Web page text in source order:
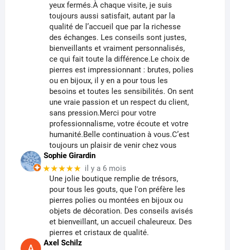
yeux fermés.À chaque visite, je suis
toujours aussi satisfait, autant par la
qualité de l’accueil que par la richesse
des échanges. Les conseils sont justes,
bienveillants et vraiment personnalisés,
ce qui fait toute la différence.Le choix de
pierres est impressionnant : brutes, polies
ou en bijoux, il y en a pour tous les
besoins et toutes les sensibilités. On sent
une vraie passion et un respect du client,
sans pression.Merci pour votre
professionnalisme, votre écoute et votre
humanité.Belle continuation à vous.C’est
toujours un plaisir de venir chez vous
Sophie Girardin
★★★★★ il y a 6 mois
Une jolie boutique remplie de trésors,
pour tous les gouts, que l'on préfère les
pierres polies ou montées en bijoux ou
objets de décoration. Des conseils avisés
et bienveillant, un accueil chaleureux. Des
pierres et cristaux de qualité.
Axel Schilz